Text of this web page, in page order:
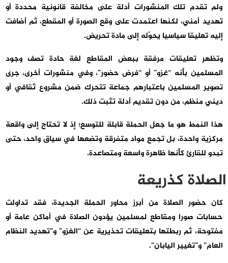
ولم تقدم تلك المنشورات أدلة على مخالفة قانونية محددة أو
تهديد أمني، لكنها اعتمدت على وقع الصورة أو المقطع، ثم أضافت
إليه تعليقا سياسيا يحوّله إلى مادة تحريض.
وتظهر تعليقات مرفقة ببعض المقاطع لغة حادة تصف وجود
المسلمين بأنه “غزو” أو “فرض حضور”، وفي منشورات أخرى، جرى
تصوير المسلمين باعتبارهم جماعة تتحرك ضمن مشروع ثقافي أو
ديني منظم، من دون تقديم أدلة تثبت ذلك.
هذا النمط هو ما جعل الحملة قابلة للتوسع؛ إذ لا تحتاج إلى واقعة
مركزية واحدة، بل تجمع مواد متفرقة وتضعها في سياق واحد، حتى
تبدو للقارئ كأنها ظاهرة واسعة ومتصاعدة.
الصلاة كذريعة
كان حضور الصلاة من أبرز محاور الحملة الجديدة، فقد تداولت
حسابات صورا ومقاطع لمسلمين يؤدون الصلاة في أماكن عامة أو
مفتوحة، ثم ربطتها بتعليقات تحذيرية عن “الغزو” و”تهديد النظام
العام” و”تغيير اليابان”.